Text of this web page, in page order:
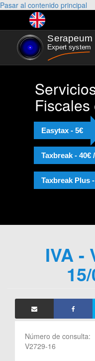
Pasar al contenido principal
Easytax - 5€
Taxbreak - 40€
Taxbreak Plus
IVA -
Número de consulta:
V2729-16